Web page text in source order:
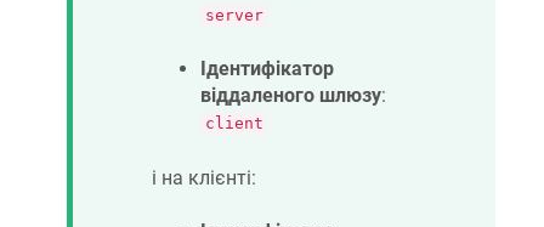
server
Ідентифікатор
віддаленого шлюзу:
client
і на клієнті: